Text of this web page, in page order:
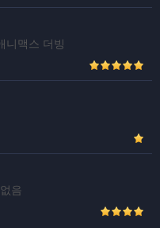
니맥스 더빙
음